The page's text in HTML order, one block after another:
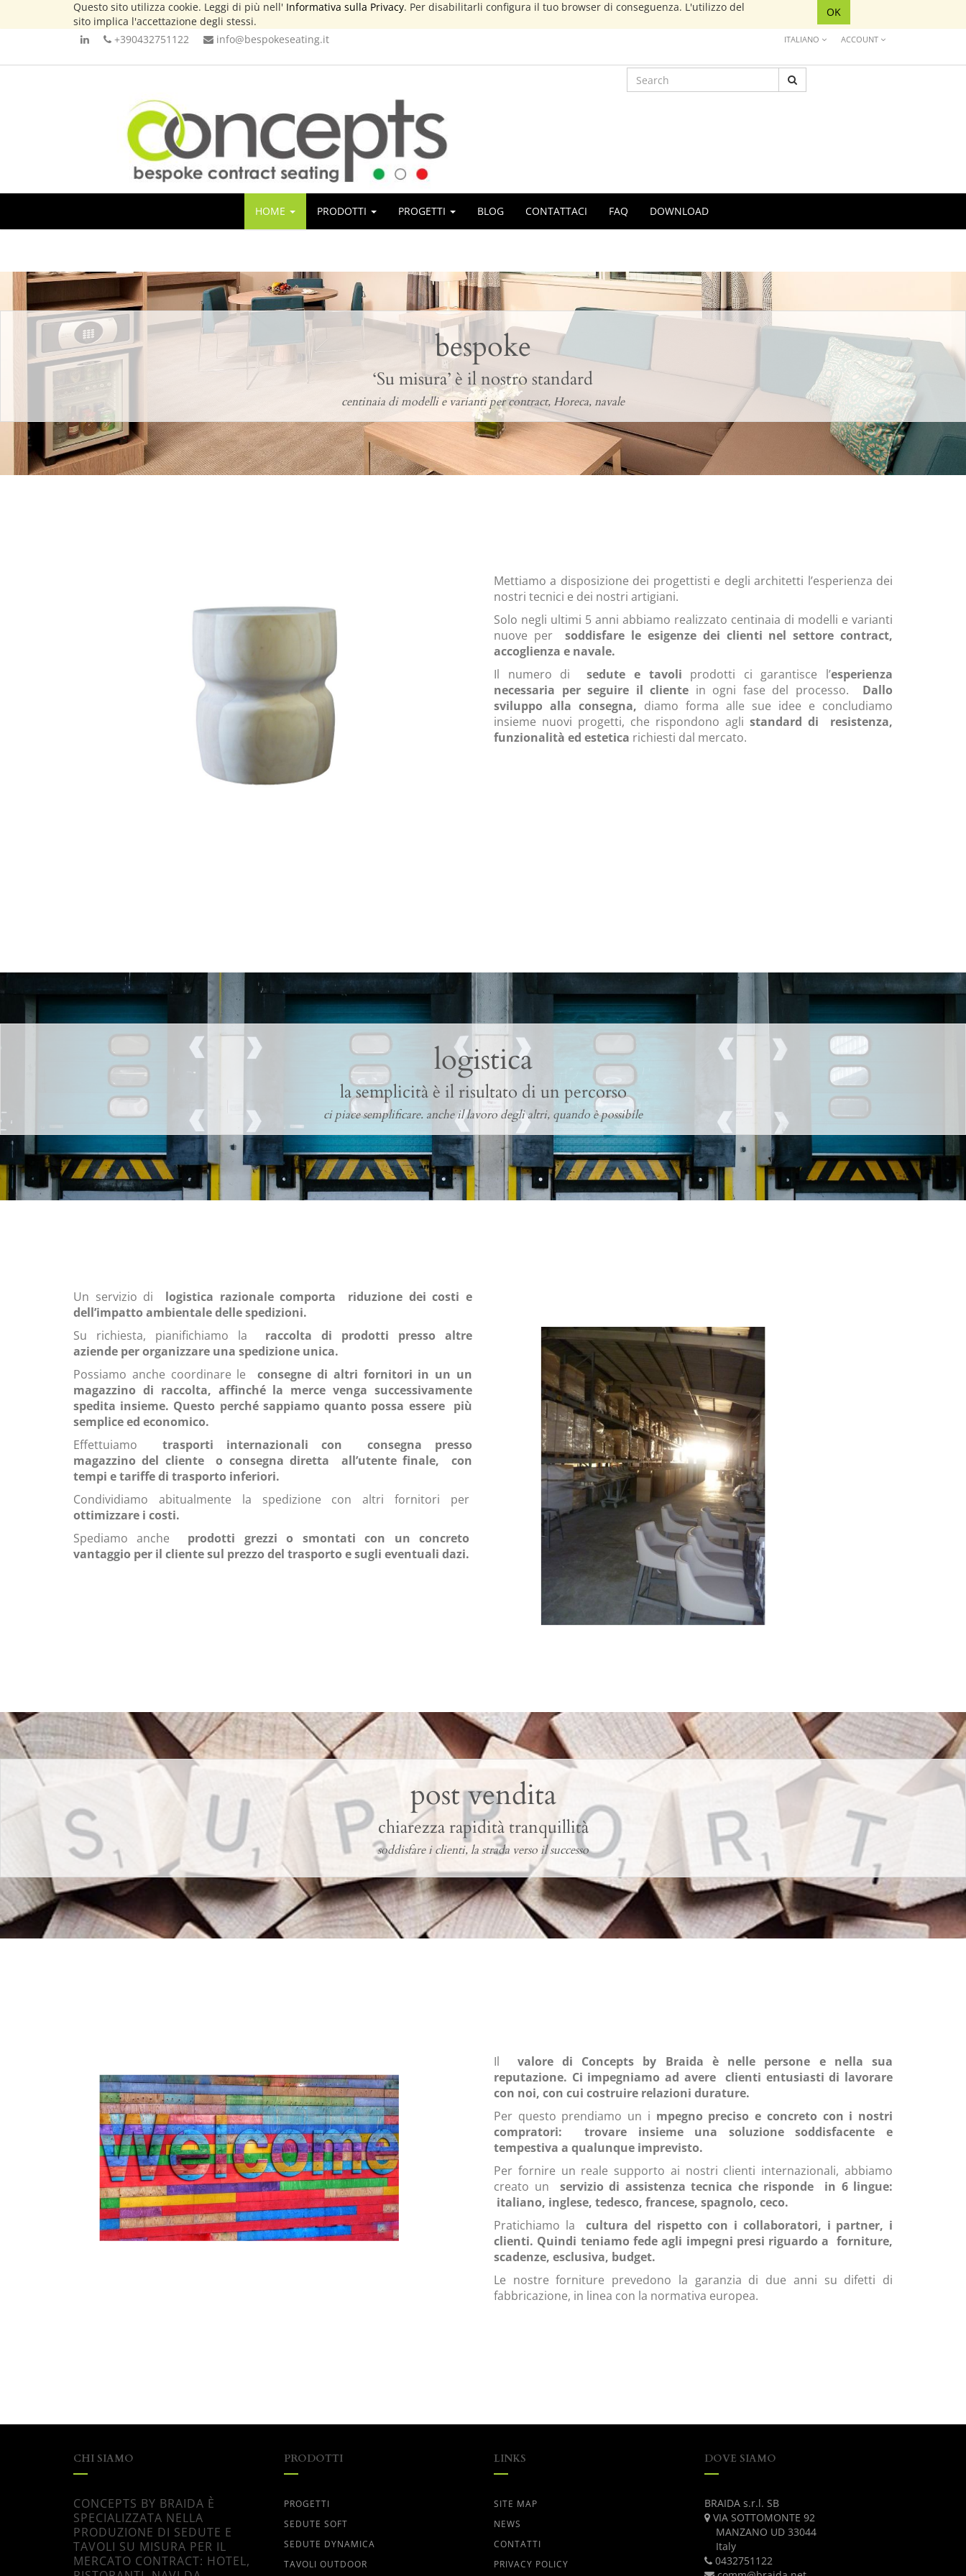
Questo sito utilizza cookie. Leggi di più nell' Informativa sulla Privacy. Per disabilitarli configura il tuo browser di conseguenza. L'utilizzo del
sito implica l'accettazione degli stessi.
OK
+390432751122
info@bespokeseating.it ITALIANO ACCOUNT
HOME PRODOTTI PROGETTI BLOG CONTATTACI FAQ DOWNLOAD
bespoke
‘Su misura’ è il nostro standard
centinaia di modelli e varianti per contract, Horeca, navale
Mettiamo a disposizione dei progettisti e degli architetti l’esperienza dei
nostri tecnici e dei nostri artigiani.
Solo negli ultimi 5 anni abbiamo realizzato centinaia di modelli e varianti
nuove per
soddisfare le esigenze dei clienti nel settore contract,
accoglienza e navale.
Il numero disedute e tavoli prodotti ci garantisce l’esperienza
necessaria per seguire il cliente in ogni fase del processo. Dallo
sviluppo alla consegna, diamo forma alle sue idee e concludiamo
insieme nuovi progetti, che rispondono agli standard di resistenza,
funzionalità ed estetica richiesti dal mercato.
logistica
la semplicità è il risultato di un percorso
ci piace semplificare. anche il lavoro degli altri, quando è possibile
Un servizio di logistica razionale comporta riduzione dei costi e
dell’impatto ambientale delle spedizioni.
Su richiesta, pianifichiamo la
raccolta di prodotti presso altre
aziende per organizzare una spedizione unica.
Possiamo anche coordinare le
consegne di altri fornitori in un un
magazzino di raccolta, affinché la merce venga successivamente
spedita insieme. Questo perché sappiamo quanto possa essere più
semplice ed economico.
Effettuiamo
trasporti internazionali con
consegna presso
magazzino del cliente
o consegna diretta all’utente finale,
con
tempi e tariffe di trasporto inferiori.
Condividiamo abitualmente la spedizione con altri fornitori per
ottimizzare i costi.
Spediamo anche
prodotti grezzi o smontati con un concreto
vantaggio per il cliente sul prezzo del trasporto e sugli eventuali dazi.
post vendita
chiarezza rapidità tranquillità
soddisfare i clienti, la strada verso il successo
Il
valore di Concepts by Braida è nelle persone e nella sua
reputazione. Ci impegniamo ad avere clienti entusiasti di lavorare
con noi, con cui costruire relazioni durature.
Per questo prendiamo un i mpegno preciso e concreto con i nostri
compratori:
trovare insieme una soluzione soddisfacente e
tempestiva a qualunque imprevisto.
Per fornire un reale supporto ai nostri clienti internazionali, abbiamo
creato un
servizio di assistenza tecnica che risponde
in 6 lingue:
italiano, inglese, tedesco, francese, spagnolo, ceco.
Pratichiamo la
cultura del rispetto con i collaboratori, i partner, i
clienti. Quindi teniamo fede agli impegni presi riguardo a forniture,
scadenze, esclusiva, budget.
Le nostre forniture prevedono la garanzia di due anni su difetti di
fabbricazione, in linea con la normativa europea.
CHI SIAMO
CONCEPTS BY BRAIDA È
SPECIALIZZATA NELLA
PRODUZIONE DI SEDUTE E
TAVOLI SU MISURA PER IL
MERCATO CONTRACT: HOTEL,
PRODOTTI
PROGETTI
SEDUTE SOFT
SEDUTE DYNAMICA
TAVOLI OUTDOOR
LINKS
SITE MAP
NEWS
CONTATTI
PRIVACY POLICY
DOVE SIAMO
BRAIDA s.r.l. SB
VIA SOTTOMONTE 92
MANZANO UD 33044
Italy
0432751122